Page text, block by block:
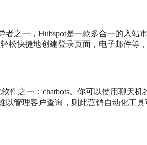
者之一，Hubspot是一款多合一的入
松快捷地创建登录页面，电子邮件等
件之一：chatbots。你可以使用聊天
以管理客户查询，则此营销自动化工